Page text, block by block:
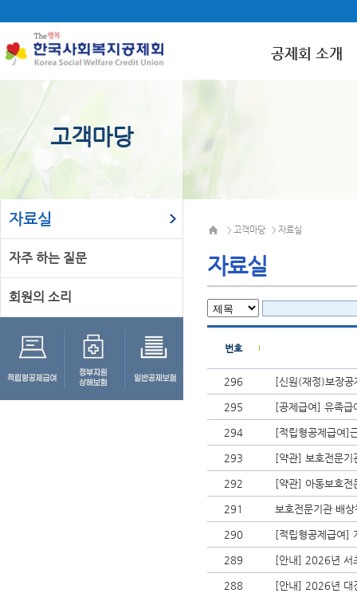
공제회 소개
고객마당
자료실
자주 하는 질문
회원의 소리
> 고객마당 > 자료실
자료실
번호
296 [신원(재정)보장
295 [공제급여] 유족급
294 [적립형공제급여]
293 [약관] 보호전문
292 [약관] 아동보호
291 보호전문기관 배
290 [적립형공제급여]
289 [안내] 2026년 서
288 [안내] 2026년 대